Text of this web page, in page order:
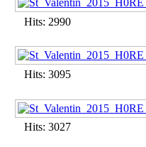
Hits: 2990
Hits: 3095
Hits: 3027